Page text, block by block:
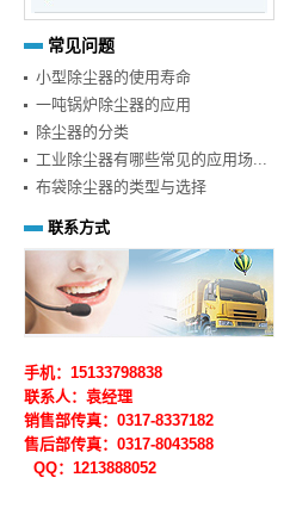
常见问题
小型除尘器的使用寿命
一吨锅炉除尘器的应用
除尘器的分类
工业除尘器有哪些常见的应用场...
布袋除尘器的类型与选择
联系方式
手机：15133798838
联系人：袁经理
销售部传真：0317-8337182
售后部传真：0317-8043588
QQ：1213888052